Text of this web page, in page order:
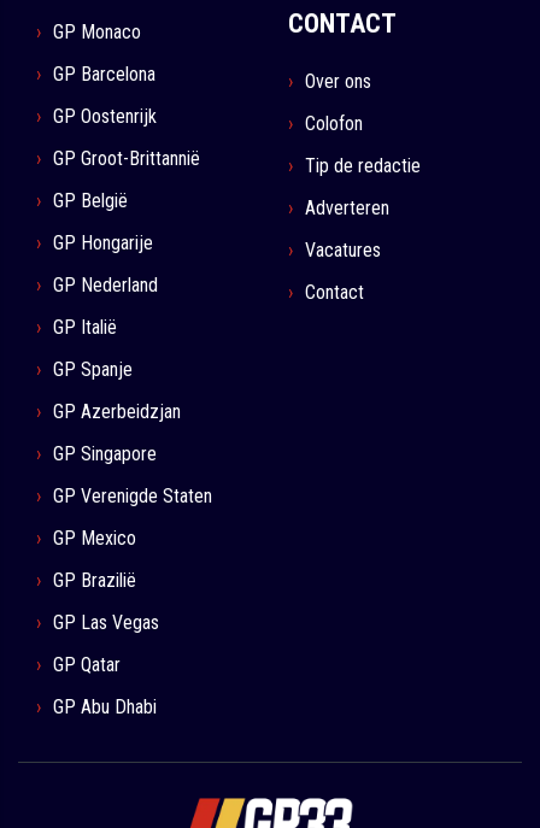
GP Monaco
GP Barcelona
GP Oostenrijk
GP Groot-Brittannië
GP België
GP Hongarije
GP Nederland
GP Italië
GP Spanje
GP Azerbeidzjan
GP Singapore
GP Verenigde Staten
GP Mexico
GP Brazilië
GP Las Vegas
GP Qatar
GP Abu Dhabi
CONTACT
Over ons
Colofon
Tip de redactie
Adverteren
Vacatures
Contact